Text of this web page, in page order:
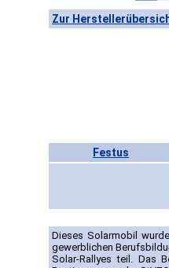
Zur
Festus
Dieses Solarmobil
gewerblichen
Solar-Rallyes teil. Das